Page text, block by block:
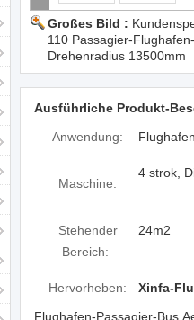
Großes Bild :
110 Passagier-
Drehenradius 13500mm
Ausführliche Produkt-
Anwendung:
Maschine:
4 strok,
Stehender
Bereich:
24m2
Hervorheben: Xinfa-
Flughafen-Passagier-Bus